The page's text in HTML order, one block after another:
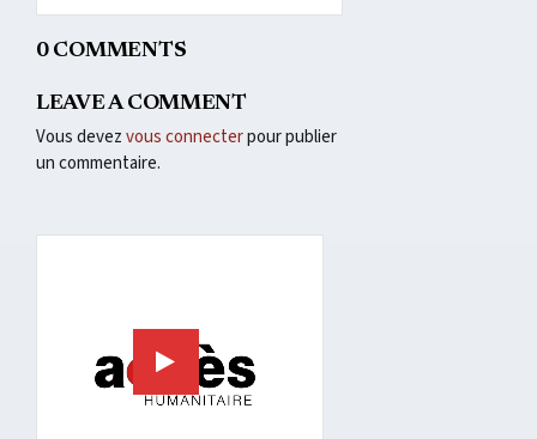
0 COMMENTS
LEAVE A COMMENT
Vous devezvous connecterpour publier
un commentaire.